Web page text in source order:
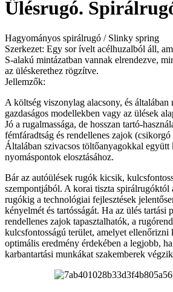
Ülésrugó.
Hagyományos spirálrugó / Slinky spring
Szerkezet: Egy sor ívelt acélhuzalból áll,
S-alakú mintázatban vannak elrendezve,
az üléskerethez rögzítve.
Jellemzők:
A költség viszonylag alacsony, és általában
gazdaságos modellekben vagy az ülések
Jó a rugalmassága, de hosszan tartó-
fémfáradtság és rendellenes zajok
Általában szivacsos töltőanyagokkal együtt
nyomáspontok elosztásához.
Bár az autóülések rugók kicsik,
szempontjából. A korai tiszta spirálrugóktól
rugókig a technológiai fejlesztések
kényelmét és tartósságát. Ha az ülés tartási
rendellenes zajok tapasztalhatók, a
kulcsfontosságú terület, amelyet ellenőrizni
optimális eredmény érdekében a legjobb,
karbantartási munkákat szakemberek